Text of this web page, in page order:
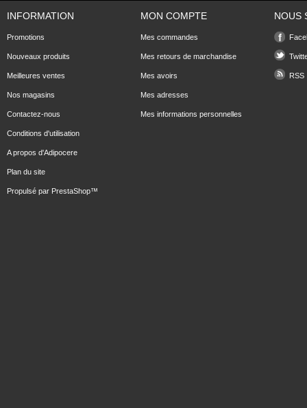
INFORMATION
Promotions
Nouveaux produits
Meilleures ventes
Nos magasins
Contactez-nous
Conditions d'utilisation
A propos d'Adipocere
Plan du site
Propulsé par PrestaShop™
MON COMPTE
Mes commandes
Mes retours de marchandise
Mes avoirs
Mes adresses
Mes informations personnelles
NOUS
RSS